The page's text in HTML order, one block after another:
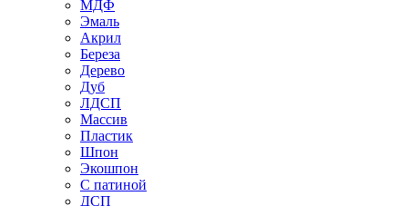
МДФ
Эмаль
Акрил
Береза
Дерево
Дуб
ЛДСП
Массив
Пластик
Шпон
Экошпон
С патиной
ДСП